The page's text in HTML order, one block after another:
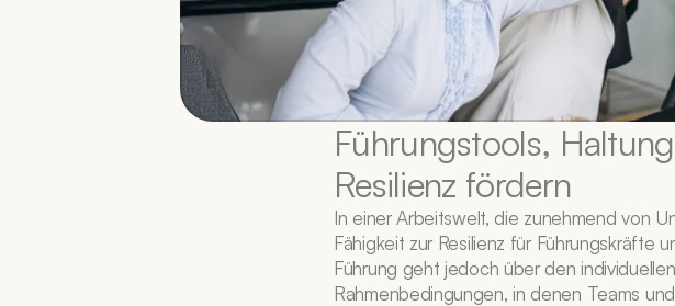
Führungstools,
Resilienz fördern
In einer Arbeitswelt, die zunehmend von
Fähigkeit zur Resilienz für Führungskräfte
Führung geht jedoch über den
Rahmenbedingungen, in denen Teams